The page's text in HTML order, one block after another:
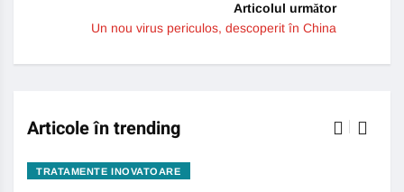
Articolul următor
Un nou virus periculos, descoperit în China
Articole în trending
TRATAMENTE INOVATOARE